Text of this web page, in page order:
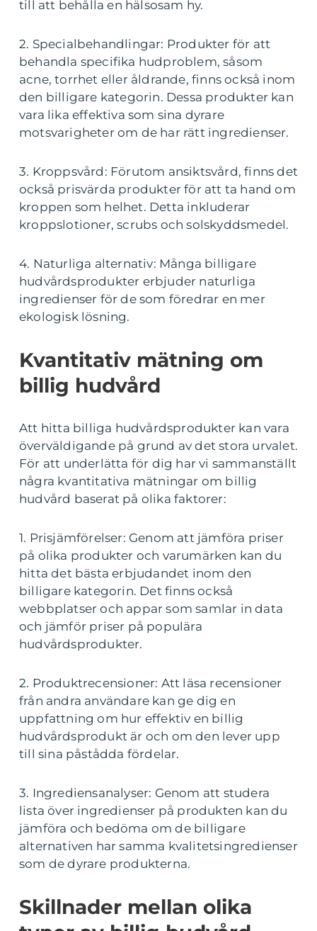
till att behålla en hälsosam hy.
2. Specialbehandlingar: Produkter för att
behandla specifika hudproblem, såsom
acne, torrhet eller åldrande, finns också inom
den billigare kategorin. Dessa produkter kan
vara lika effektiva som sina dyrare
motsvarigheter om de har rätt ingredienser.
3. Kroppsvård: Förutom ansiktsvård, finns det
också prisvärda produkter för att ta hand om
kroppen som helhet. Detta inkluderar
kroppslotioner, scrubs och solskyddsmedel.
4. Naturliga alternativ: Många billigare
hudvårdsprodukter erbjuder naturliga
ingredienser för de som föredrar en mer
ekologisk lösning.
Kvantitativ mätning om
billig hudvård
Att hitta billiga hudvårdsprodukter kan vara
överväldigande på grund av det stora urvalet.
För att underlätta för dig har vi sammanställt
några kvantitativa mätningar om billig
hudvård baserat på olika faktorer:
1. Prisjämförelser: Genom att jämföra priser
på olika produkter och varumärken kan du
hitta det bästa erbjudandet inom den
billigare kategorin. Det finns också
webbplatser och appar som samlar in data
och jämför priser på populära
hudvårdsprodukter.
2. Produktrecensioner: Att läsa recensioner
från andra användare kan ge dig en
uppfattning om hur effektiv en billig
hudvårdsprodukt är och om den lever upp
till sina påstådda fördelar.
3. Ingrediensanalyser: Genom att studera
lista över ingredienser på produkten kan du
jämföra och bedöma om de billigare
alternativen har samma kvalitetsingredienser
som de dyrare produkterna.
Skillnader mellan olika